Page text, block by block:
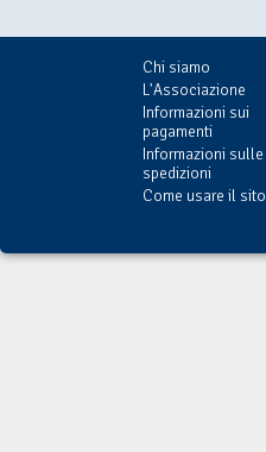
Chi siamo
L'Associazione
Informazioni sui
pagamenti
Informazioni sulle
spedizioni
Come usare il sito